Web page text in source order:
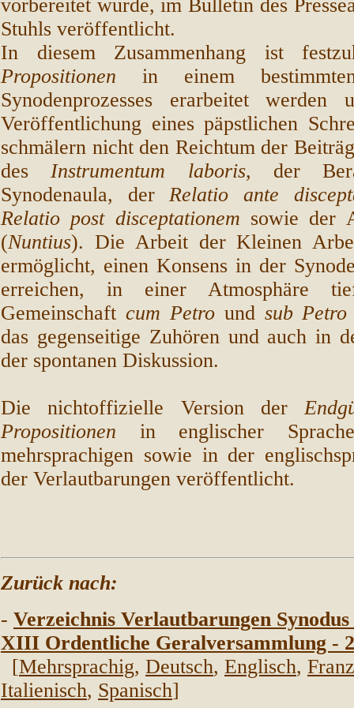
vorbereitet wurde, im Bulletin des
Stuhls veröffentlicht.
In diesem Zusammenhang ist
Propositionen in einem
Synodenprozesses erarbeitet werden
Veröffentlichung eines päpstlichen
schmälern nicht den Reichtum der
des Instrumentum laboris, der
Synodenaula, derRelatio ante
Relatio post disceptationem sowie der
(Nuntius). Die Arbeit der Kleinen
ermöglicht, einen Konsens in der
erreichen, in einer Atmosphäre
Gemeinschaft cum Petro und sub
das gegenseitige Zuhören und auch in
der spontanen Diskussion.
Die nichtoffizielle Version der
Propositionen in englischer
mehrsprachigen sowie in der
der Verlautbarungen veröffentlicht.
Zurück nach:
- Verzeichnis Verlautbarungen
XIII Ordentliche Geralversammlung -
[Mehrsprachig, Deutsch, Englisch, Franz
Italienisch, Spanisch]